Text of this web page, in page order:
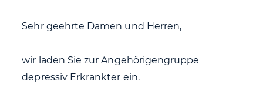
Sehr geehrte Damen und Herren,
wir laden Sie zur Angehörigengruppe
depressiv Erkrankter ein.